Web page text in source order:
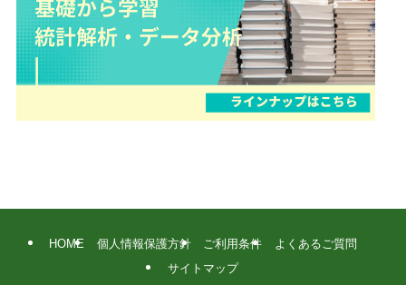
HOME 個人情報保護方針 ご利用条件
よくあるご質問
サイトマップ